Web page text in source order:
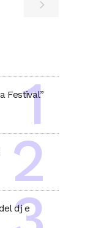
Festival”
dj e